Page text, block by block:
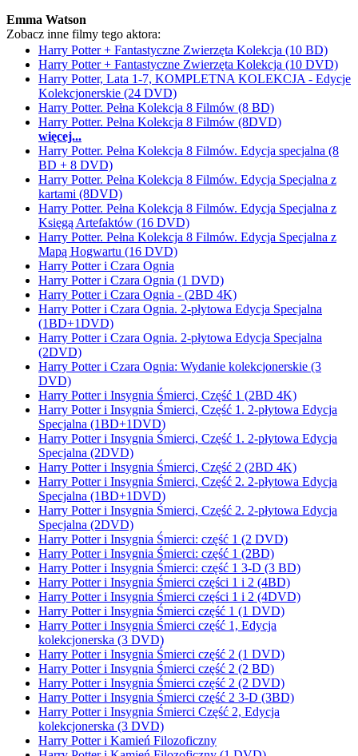
Emma Watson
Zobacz inne filmy tego aktora:
Harry Potter + Fantastyczne Zwierzęta Kolekcja (10 BD)
Harry Potter + Fantastyczne Zwierzęta Kolekcja (10 DVD)
Harry Potter, Lata 1-7, KOMPLETNA KOLEKCJA - Edycje
Kolekcjonerskie (24 DVD)
Harry Potter. Pełna Kolekcja 8 Filmów (8 BD)
Harry Potter. Pełna Kolekcja 8 Filmów (8DVD)
więcej...
Harry Potter. Pełna Kolekcja 8 Filmów. Edycja specjalna (8
BD + 8 DVD)
Harry Potter. Pełna Kolekcja 8 Filmów. Edycja Specjalna z
kartami (8DVD)
Harry Potter. Pełna Kolekcja 8 Filmów. Edycja Specjalna z
Księgą Artefaktów (16 DVD)
Harry Potter. Pełna Kolekcja 8 Filmów. Edycja Specjalna z
Mapą Hogwartu (16 DVD)
Harry Potter i Czara Ognia
Harry Potter i Czara Ognia (1 DVD)
Harry Potter i Czara Ognia - (2BD 4K)
Harry Potter i Czara Ognia. 2-płytowa Edycja Specjalna
(1BD+1DVD)
Harry Potter i Czara Ognia. 2-płytowa Edycja Specjalna
(2DVD)
Harry Potter i Czara Ognia: Wydanie kolekcjonerskie (3
DVD)
Harry Potter i Insygnia Śmierci, Część 1 (2BD 4K)
Harry Potter i Insygnia Śmierci, Część 1. 2-płytowa Edycja
Specjalna (1BD+1DVD)
Harry Potter i Insygnia Śmierci, Część 1. 2-płytowa Edycja
Specjalna (2DVD)
Harry Potter i Insygnia Śmierci, Część 2 (2BD 4K)
Harry Potter i Insygnia Śmierci, Część 2. 2-płytowa Edycja
Specjalna (1BD+1DVD)
Harry Potter i Insygnia Śmierci, Część 2. 2-płytowa Edycja
Specjalna (2DVD)
Harry Potter i Insygnia Śmierci: część 1 (2 DVD)
Harry Potter i Insygnia Śmierci: część 1 (2BD)
Harry Potter i Insygnia Śmierci: część 1 3-D (3 BD)
Harry Potter i Insygnia Śmierci części 1 i 2 (4BD)
Harry Potter i Insygnia Śmierci części 1 i 2 (4DVD)
Harry Potter i Insygnia Śmierci część 1 (1 DVD)
Harry Potter i Insygnia Śmierci część 1, Edycja
kolekcjonerska (3 DVD)
Harry Potter i Insygnia Śmierci część 2 (1 DVD)
Harry Potter i Insygnia Śmierci część 2 (2 BD)
Harry Potter i Insygnia Śmierci część 2 (2 DVD)
Harry Potter i Insygnia Śmierci część 2 3-D (3BD)
Harry Potter i Insygnia Śmierci Część 2, Edycja
kolekcjonerska (3 DVD)
Harry Potter i Kamień Filozoficzny